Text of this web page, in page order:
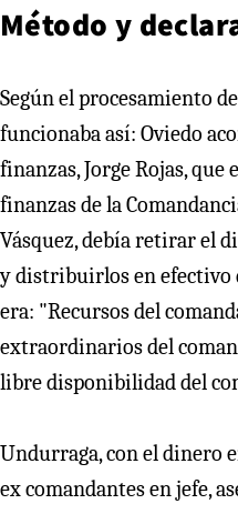
Método y
Según el procesamiento
funcionaba así: Oviedo
finanzas, Jorge Rojas,
finanzas de la
Vásquez, debía retirar el
y distribuirlos en efectivo
era: "Recursos del
extraordinarios del
libre disponibilidad del
Undurraga, con el dinero
ex comandantes en jefe,